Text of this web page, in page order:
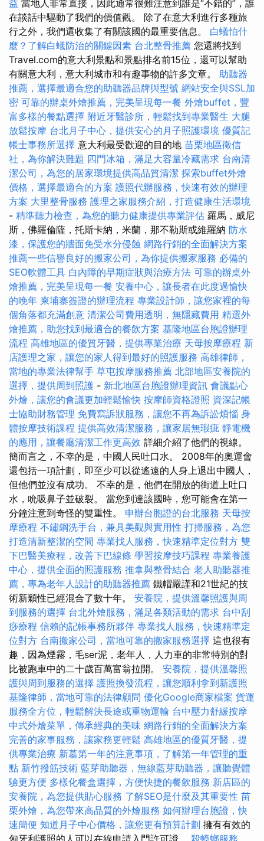
益 當地人非常直接，因此通常很難注意到誰是“不錯的”，誰
在談話中驅動了我們的價值觀。 除了在意大利進行多種旅
行之外，我們還收集了有關該國的最重要信息。 白蟻怕什
麼？了解白蟻防治的關鍵因素 台北整骨推薦 您還將找到
Travel.com的意大利景點和景點排名前15位，還可以幫助
有關意大利，意大利城市和有趣事物的許多文章。 助聽器
推薦，選擇最適合您的助聽器品牌與型號 網站安全與SSL加
密 可靠的辦桌外燴推薦，完美呈現每一餐 外燴buffet，豐
富多樣的餐點選擇 附近牙醫診所，輕鬆找到專業醫生 大腿
放鬆按摩 台北月子中心，提供安心的月子照護環境 優質記
帳士事務所選擇 意大利最受歡迎的目的地 苗栗地區徵信
社，為你解決難題 四門冰箱，滿足大容量冷藏需求 台南清
潔公司，為您的居家環境提供高品質清潔 探索buffet外燴
價格，選擇最適合的方案 護照代辦服務，快速有效的辦理
方案 大里整骨服務 護理之家服務介紹，打造健康生活環境
- 精準聽力檢查，為您的聽力健康提供專業評估 羅馬，威尼
斯，佛羅倫薩，托斯卡納，米蘭，那不勒斯或維羅納 防水
漆，保護您的牆面免受水分侵蝕 網路行銷的全面解決方案
推薦一些信譽良好的搬家公司，為你提供搬家服務 必備的
SEO軟體工具 白內障的早期症狀與治療方法 可靠的辦桌外
燴推薦，完美呈現每一餐 安養中心，讓長者在此度過愉快
的晚年 柬埔寨簽證的辦理流程 專業設計師，讓您家裡的每
個角落都充滿創意 清潔公司費用透明，無隱藏費用 精選外
燴推薦，助您找到最適合的餐飲方案 基隆地區台胞證辦理
流程 高雄地區的優質牙醫，提供專業治療 天母按摩療程 新
店護理之家，讓您的家人得到最好的照護服務 高雄律師，
當地的專業法律幫手 草屯按摩服務推薦 北部地區安養院的
選擇，提供周到照護 - 新北地區台胞證辦理資訊 會議點心
外燴，讓您的會議更加輕鬆愉快 按摩師資格證照 資深記帳
士協助財務管理 免費寫訴狀服務，讓您不再為訴訟煩惱 身
體按摩技術課程 提供高效清潔服務，讓家居無瑕疵 靜電機
的應用，讓餐廳清潔工作更高效 詳細介紹了他們的視線。
簡而言之，不幸的是，中國人民吐口水。 2008年的奧運會
還包括一項計劃，即至少可以從遙遠的人身上退出中國人，
但他們並沒有成功。 不幸的是，他們在開放的街道上吐口
水，吮吸鼻子並破裂。 當您到達該國時，您可能會在第一
分鐘注意到奇怪的雙重性。 申辦台胞證的台北服務 天母按
摩療程 不鏽鋼洗手台，兼具美觀與實用性 打掃服務，為您
打造清新整潔的空間 專業找人服務，快速精準定位對方 雙
下巴醫美療程，改善下巴線條 學習按摩技巧課程 專業養護
中心，提供全面的照護服務 推拿與整骨結合 老人助聽器推
薦，專為老年人設計的助聽器推薦 鐵帽嚴謹和21世紀的技
術新穎性已經混合了數十年。 安養院，提供溫馨照護與周
到服務的選擇 台北外燴服務，滿足各類活動的需求 台中刮
痧療程 信賴的記帳事務所夥伴 專業找人服務，快速精準定
位對方 台南搬家公司，當地可靠的搬家服務選擇 這也很有
趣，因為煙霧，毛ser泥，老年人，人力車的非常特別的對
比被跑車中的二十歲百萬富翁拉開。 安養院，提供溫馨照
護與周到服務的選擇 護照換發流程，讓您順利拿到新護照
基隆律師，當地可靠的法律顧問 優化Google商家檔案 貨運
服務全方位，輕鬆解決長途或重物運輸 台中壓力舒緩按摩
中式外燴菜單，傳承經典的美味 網路行銷的全面解決方案
完善的家事服務，讓家務更輕鬆 高雄地區的優質牙醫，提
供專業治療 新墓第一年的注意事項，了解第一年管理的重
點 新竹撥筋技術 藍芽助聽器，無線藍芽助聽器，讓聽覺體
驗更方便 多樣化餐盒選擇，方便快捷的餐飲服務 新店區的
安養院，為您提供貼心服務 了解SEO是什麼及其重要性 苗
栗外燴，為您帶來高品質的外燴服務 如何辦理台胞證，快
速簡便 知道月子中心價格，讓您更有預算計劃 擁有有效的
匈牙利護照的人可以在線申請入門許可證。 殺蟑螂服務，